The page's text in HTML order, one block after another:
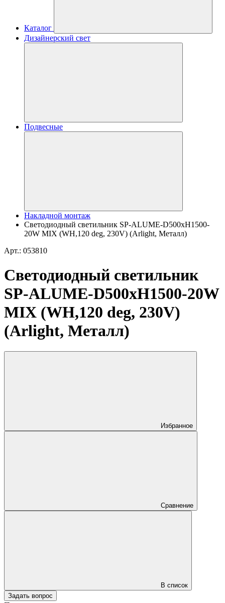
Каталог
Дизайнерский свет
Подвесные
Накладной монтаж
Светодиодный светильник SP-ALUME-D500xH1500-
20W MIX (WH,120 deg, 230V) (Arlight, Металл)
Арт.: 053810
Светодиодный светильник
SP-ALUME-D500xH1500-20W
MIX (WH,120 deg, 230V)
(Arlight, Металл)
Избранное
Сравнение
В список
Задать вопрос